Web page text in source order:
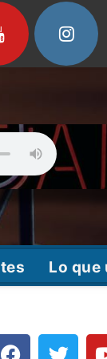
Lo que
F
T